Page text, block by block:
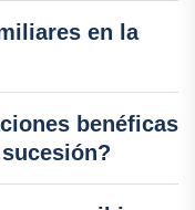
en la
benéficas